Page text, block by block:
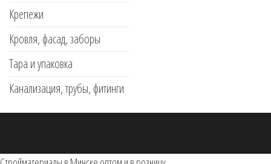
Крепежи
Кровля, фасад, заборы
Тара и упаковка
Канализация, трубы, фитинги